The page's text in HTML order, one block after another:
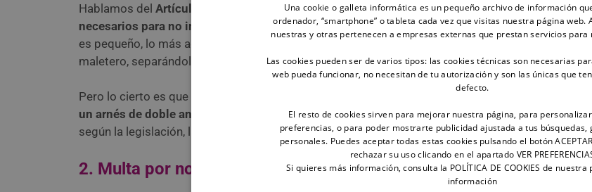
Hablamos del Artículo 18 del Reglamento General de Circulación,el cual indica que “las
necesarios para no interferir en los movimientoso en la atención y los reflejos del conductor”.
es pequeño, lo más adecuado es que lo coloques en el suelo del asiento trasero, nunca sobre el
maletero, separándolo de las plazas traseras por una rejilla o una red y sujetos con un arnés.
Pero lo cierto es que lo más habitual es ver a los perritos viajando en las plazas traseras. Esto
un arnés de doble anclaje unido a los enganches de dos cinturones de seguridad.¿Qué
según la legislación, la
multa oscilaría entre los 100 y 200 euros.
2. Multa por no limpiar excrementos o el pipí.
Una cookie o galleta informática es un pequeño archivo de información
ordenador, “smartphone” o tableta cada vez que visitas nuestra página web.
nuestras y otras pertenecen a empresas externas que prestan servicios para
Las cookies pueden ser de varios tipos: las cookies técnicas son necesarias
web pueda funcionar, no necesitan de tu autorización y son las únicas que
defecto.
El resto de cookies sirven para mejorar nuestra página, para
preferencias, o para poder mostrarte publicidad ajustada a tus búsquedas,
personales. Puedes aceptar todas estas cookies pulsando el botón
rechazar su uso clicando en el apartado VER
Si quieres más información, consulta la POLÍTICA DE COOKIES de nuestra
información